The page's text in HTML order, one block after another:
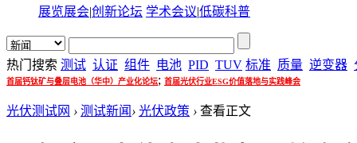
展览展会|创新论坛 学术会议|低碳科普
热门搜索 测试 认证 组件 电池 PID TUV 标准 质量 逆变器
首届钙钛矿与叠层电池（华中）产业化论坛; 首届光伏行业ESG价值落地与实践峰会
光伏测试网 › 测试新闻 › 光伏政策 › 查看正文